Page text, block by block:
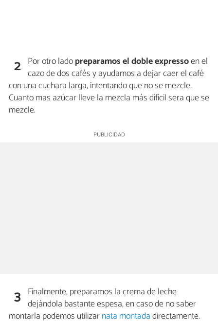
2 Por otro ladopreparamos el doble expressoen el
cazo de dos cafés y ayudamos a dejar caer el café
con una cuchara larga, intentando que no se mezcle.
Cuanto mas azúcar lleve la mezcla más difícil sera que se
mezcle.
3 Finalmente, preparamos la crema de leche
dejándola bastante espesa, en caso de no saber
montarla podemos utilizarnata montadadirectamente.